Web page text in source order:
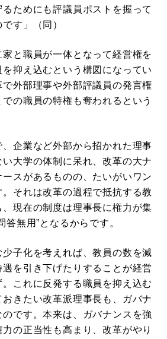
ためにも評議員ポストを握って
す」（同）
と職員が一体となって経営権を
抑え込むという構図になってい
外部理事や外部評議員の発言権
の職員の特権も奪われるという
、企業など外部から招かれた理事
大学の体制に呆れ、改革の大ナ
スがあるものの、たいがいワン
それは改革の過程で抵抗する教
現在の制度は理事長に権力が集
答無用”となるからです。
子化を考えれば、教員の数を減
を引き下げたりすることが経営
これに反発する職員を抑え込む
きたい改革派理事長も、ガバナ
です。本来は、ガバナンスを強
の正当性も高まり、改革がやり